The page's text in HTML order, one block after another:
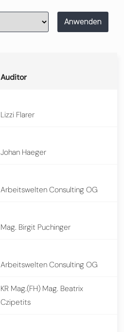
Anwenden
Auditor
Lizzi Flarer
Johan Haeger
Arbeitswelten Consulting OG
Mag. Birgit Puchinger
Arbeitswelten Consulting OG
KR Mag.(FH) Mag. Beatrix
Czipetits